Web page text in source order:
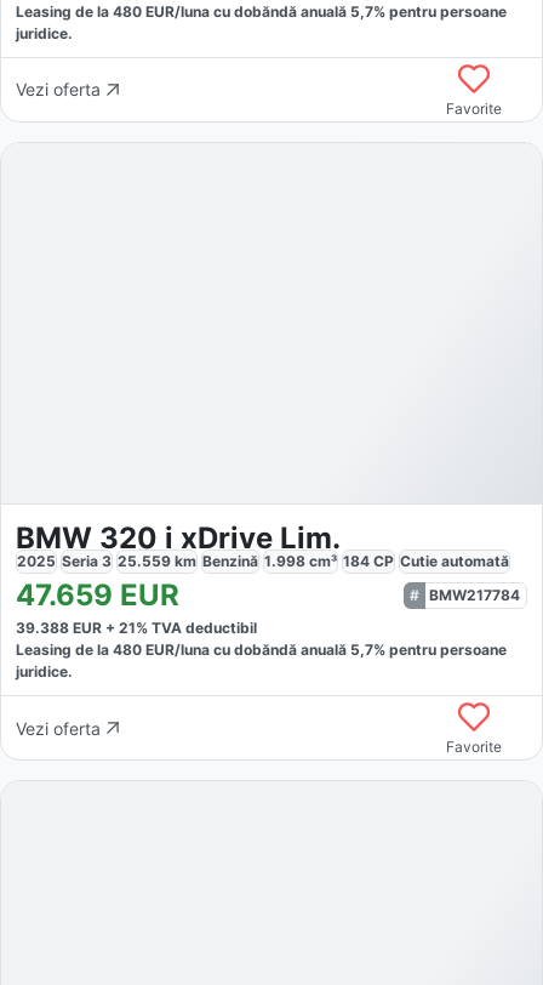
Leasing de la 480 EUR/luna cu dobăndă anuală 5,7% pentru persoane
juridice.
Vezi oferta
Favorite
BMW 320 i xDrive Lim.
2025 Seria 3 25.559 km Benzină 1.998 cm³ 184 CP Cutie automată
47.659 EUR
BMW217784
39.388 EUR + 21% TVA deductibil
Leasing de la 480 EUR/luna cu dobăndă anuală 5,7% pentru persoane
juridice.
Vezi oferta
Favorite